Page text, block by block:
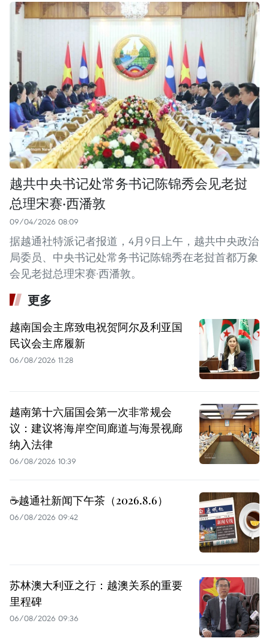
越共中央书记处常务书记陈锦秀会见老挝
总理宋赛·西潘敦
09/04/2026 08:09
据越通社特派记者报道，4月9日上午，越共中央政治
局委员、中央书记处常务书记陈锦秀在老挝首都万象
会见老挝总理宋赛·西潘敦。
更多
越南国会主席致电祝贺阿尔及利亚国
民议会主席履新
06/08/2026 11:28
越南第十六届国会第一次非常规会
议：建议将海岸空间廊道与海景视廊
纳入法律
06/08/2026 10:39
☕️越通社新闻下午茶（2026.8.6）
06/08/2026 09:42
苏林澳大利亚之行：越澳关系的重要
里程碑
06/08/2026 09:36